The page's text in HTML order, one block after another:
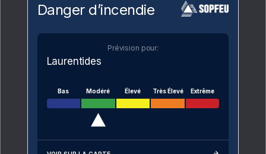
Danger d’incendie
Prévision pour:
Laurentides
Bas Modéré Élevé Très Élevé Extrême